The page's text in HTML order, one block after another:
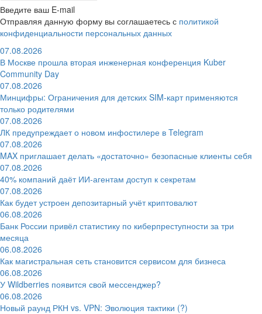
Введите ваш E-mail
Отправляя данную форму вы соглашаетесь с политикой
конфиденциальности персональных данных
07.08.2026
В Москве прошла вторая инженерная конференция Kuber
Community Day
07.08.2026
Минцифры: Ограничения для детских SIM-карт применяются
только родителями
07.08.2026
ЛК предупреждает о новом инфостилере в Telegram
07.08.2026
MAX приглашает делать «достаточно» безопасные клиенты себя
07.08.2026
40% компаний даёт ИИ‑агентам доступ к секретам
07.08.2026
Как будет устроен депозитарный учёт криптовалют
06.08.2026
Банк России привёл статистику по киберпреступности за три
месяца
06.08.2026
Как магистральная сеть становится сервисом для бизнеса
06.08.2026
У Wildberries появится свой мессенджер?
06.08.2026
Новый раунд РКН vs. VPN: Эволюция тактики (?)